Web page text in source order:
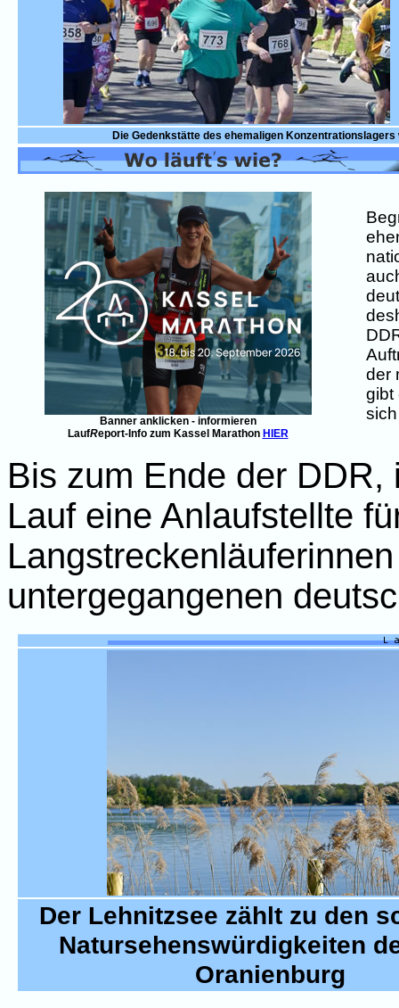
Die Gedenkstätte des ehemaligen
der
gibt
Banner anklicken - informieren
LaufReport-Info zum Kassel Marathon HIER
Bis zum Ende der
Lauf eine Anlaufstellte
untergegangenen
Der Lehnitzsee zählt zu den
Natursehenswürdigkeiten
Oranienburg